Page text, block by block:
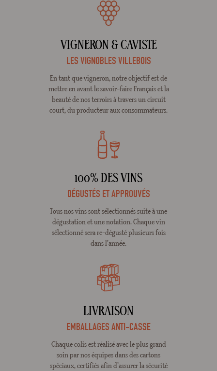
VIGNERON & CAVISTE
LES VIGNOBLES VILLEBOIS
En tant que vigneron, notre objectif est de
mettre en avant le savoir-faire Français et la
beauté de nos terroirs à travers un circuit
court, du producteur aux consommateurs.
100% DES VINS
DÉGUSTÉS ET APPROUVÉS
Tous nos vins sont sélectionnés suite à une
dégustation et une notation. Chaque vin
sélectionné sera re-dégusté plusieurs fois
dans l'année.
LIVRAISON
EMBALLAGES ANTI-CASSE
Chaque colis est réalisé avec le plus grand
soin par nos équipes dans des cartons
spéciaux, certifiés afin d’assurer la sécurité